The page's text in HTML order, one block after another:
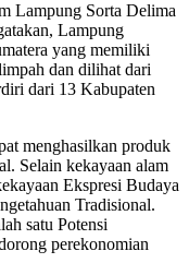
Lampung Sorta Delima
Lampung
yang memiliki
dan dilihat dari
dari 13 Kabupaten
menghasilkan produk
Selain kekayaan alam
Ekspresi Budaya
Tradisional.
satu Potensi
perekonomian